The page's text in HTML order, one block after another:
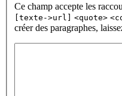
Ce champ accepte les
[texte->url] <quote>
créer des paragraphes,